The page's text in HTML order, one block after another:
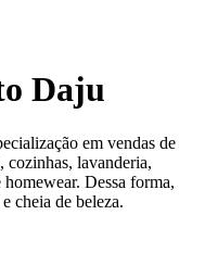
Daju
em vendas de
cozinhas, lavanderia,
Dessa forma,
cheia de beleza.